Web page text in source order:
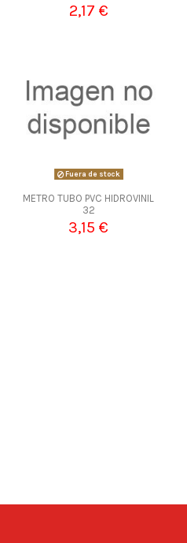
2,17 €
Fuera de stock
METRO TUBO PVC HIDROVINIL
32
3,15 €